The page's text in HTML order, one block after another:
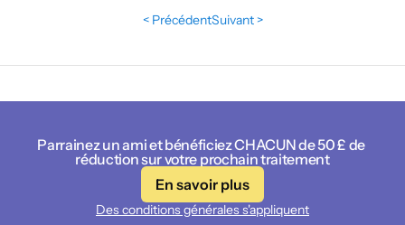
< PrécédentSuivant >
Parrainez un ami et bénéficiez CHACUN de 50 £ de
réduction sur votre prochain traitement
En savoir plus
Des conditions générales s'appliquent